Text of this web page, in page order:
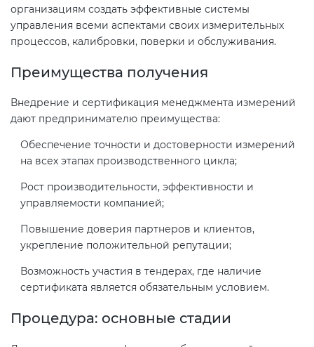
организациям создать эффективные системы
управления всеми аспектами своих измерительных
процессов, калибровки, поверки и обслуживания.
Преимущества получения
Внедрение и сертификация менеджмента измерений
дают предпринимателю преимущества:
Обеспечение точности и достоверности измерений
на всех этапах производственного цикла;
Рост производительности, эффективности и
управляемости компанией;
Повышение доверия партнеров и клиентов,
укрепление положительной репутации;
Возможность участия в тендерах, где наличие
сертификата является обязательным условием.
Процедура: основные стадии
Сертификация детских товаров
Сертификация спортивных
Остальное
БАДы
Декларация соответствия ТР ТС
004/2011
Декларация ТР ТС
Декларирование косметики (ТР
ТС 009)
Декларирование оборудования
по схеме 5Д (ТР ТС 010)
Декларирование пищевой
продукции (ТР ТС 021)
Декларирование алкогольной
Декларирование